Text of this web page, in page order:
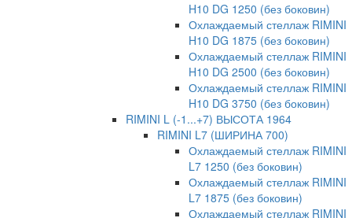
H10 DG 1250 (без боковин)
Охлаждаемый стеллаж RIMINI
H10 DG 1875 (без боковин)
Охлаждаемый стеллаж RIMINI
H10 DG 2500 (без боковин)
Охлаждаемый стеллаж RIMINI
H10 DG 3750 (без боковин)
RIMINI L (-1...+7) ВЫСОТА 1964
RIMINI L7 (ШИРИНА 700)
Охлаждаемый стеллаж RIMINI
L7 1250 (без боковин)
Охлаждаемый стеллаж RIMINI
L7 1875 (без боковин)
Охлаждаемый стеллаж RIMINI